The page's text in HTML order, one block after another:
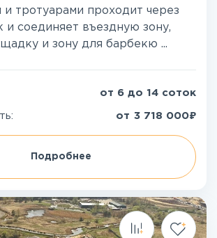
и тротуарами проходит через
и соединяет въездную зону,
и зону для барбекю ...
от 6 до 14 соток
от 3 718 000₽
Подробнее